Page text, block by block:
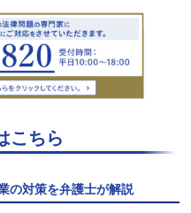
こちら
の対策を弁護士が解説